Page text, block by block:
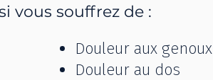
vous souffrez de :
Douleur aux genoux
Douleur au dos